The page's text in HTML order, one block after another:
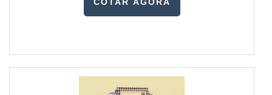
COTAR AGORA